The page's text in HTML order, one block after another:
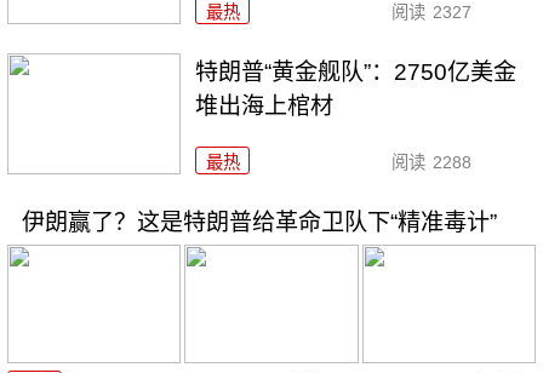
最热 阅读 2327
特朗普“黄金舰队”：2750亿美金
堆出海上棺材
最热 阅读 2288
伊朗赢了？这是特朗普给革命卫队下“精准毒计”